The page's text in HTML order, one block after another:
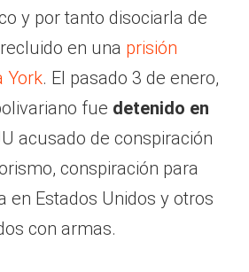
y por tanto disociarla de
en una prisión
York. El pasado 3 de enero,
fue detenido en
acusado de conspiración
conspiración para
en Estados Unidos y otros
con armas.